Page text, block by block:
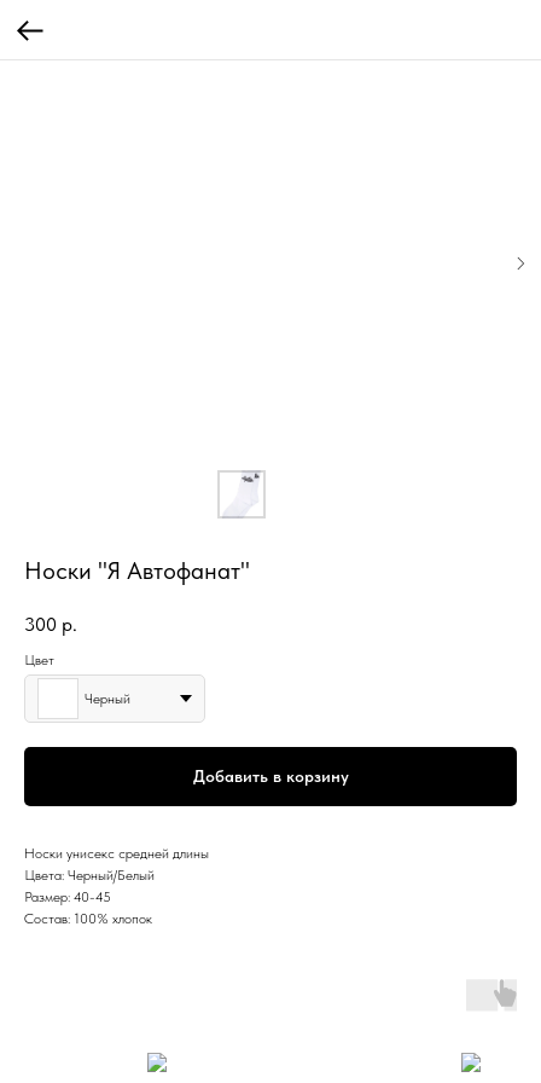
Носки "Я Автофанат"
300 р.
Цвет
Черный
Добавить в корзину
Носки унисекс средней длины
Цвета: Черный/Белый
Размер: 40-45
Состав: 100% хлопок